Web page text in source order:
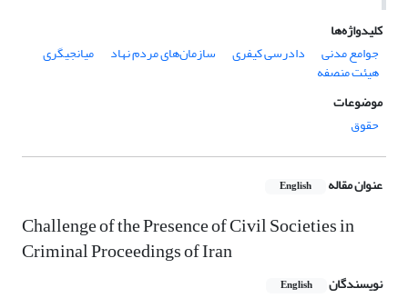
کلیدواژه‌ها
جوامع مدنی
دادرسی کیفری سازمان‌های مردم نهاد میانجیگری
هیئت منصفه
موضوعات
حقوق
عنوان مقاله English
Challenge of the Presence of Civil Societies in
Criminal Proceedings of Iran
نویسندگان English